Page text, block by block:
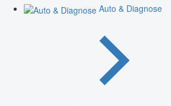
Auto & Diagnose